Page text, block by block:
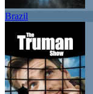
Brazil